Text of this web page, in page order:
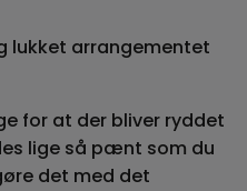
lukket arrangementet
for at der bliver ryddet
lige så pænt som du
det med det